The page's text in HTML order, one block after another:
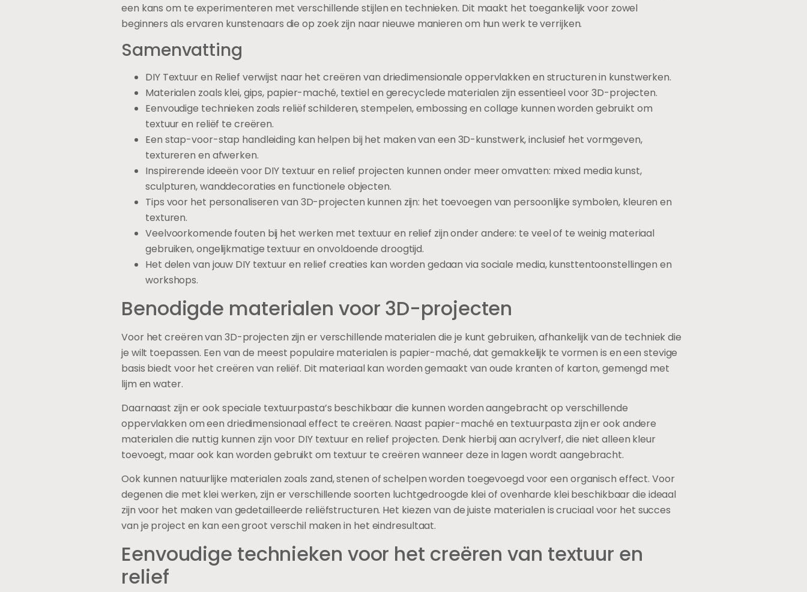
een kans om te experimenteren met verschillende stijlen en technieken. Dit maakt het toegankelijk voor zowel
beginners als ervaren kunstenaars die op zoek zijn naar nieuwe manieren om hun werk te verrijken.
Samenvatting
DIY Textuur en Relief verwijst naar het creëren van driedimensionale oppervlakken en structuren in kunstwerken.
Materialen zoals klei, gips, papier-maché, textiel en gerecyclede materialen zijn essentieel voor 3D-projecten.
Eenvoudige technieken zoals reliëf schilderen, stempelen, embossing en collage kunnen worden gebruikt om
textuur en reliëf te creëren.
Een stap-voor-stap handleiding kan helpen bij het maken van een 3D-kunstwerk, inclusief het vormgeven,
textureren en afwerken.
Inspirerende ideeën voor DIY textuur en relief projecten kunnen onder meer omvatten: mixed media kunst,
sculpturen, wanddecoraties en functionele objecten.
Tips voor het personaliseren van 3D-projecten kunnen zijn: het toevoegen van persoonlijke symbolen, kleuren en
texturen.
Veelvoorkomende fouten bij het werken met textuur en relief zijn onder andere: te veel of te weinig materiaal
gebruiken, ongelijkmatige textuur en onvoldoende droogtijd.
Het delen van jouw DIY textuur en relief creaties kan worden gedaan via sociale media, kunsttentoonstellingen en
workshops.
Benodigde materialen voor 3D-projecten
Voor het creëren van 3D-projecten zijn er verschillende materialen die je kunt gebruiken, afhankelijk van de techniek die
je wilt toepassen. Een van de meest populaire materialen is papier-maché, dat gemakkelijk te vormen is en een stevige
basis biedt voor het creëren van reliëf. Dit materiaal kan worden gemaakt van oude kranten of karton, gemengd met
lijm en water.
Daarnaast zijn er ook speciale textuurpasta’s beschikbaar die kunnen worden aangebracht op verschillende
oppervlakken om een driedimensionaal effect te creëren. Naast papier-maché en textuurpasta zijn er ook andere
materialen die nuttig kunnen zijn voor DIY textuur en relief projecten. Denk hierbij aan acrylverf, die niet alleen kleur
toevoegt, maar ook kan worden gebruikt om textuur te creëren wanneer deze in lagen wordt aangebracht.
Ook kunnen natuurlijke materialen zoals zand, stenen of schelpen worden toegevoegd voor een organisch effect. Voor
degenen die met klei werken, zijn er verschillende soorten luchtgedroogde klei of ovenharde klei beschikbaar die ideaal
zijn voor het maken van gedetailleerde reliëfstructuren. Het kiezen van de juiste materialen is cruciaal voor het succes
van je project en kan een groot verschil maken in het eindresultaat.
Eenvoudige technieken voor het creëren van textuur en
relief